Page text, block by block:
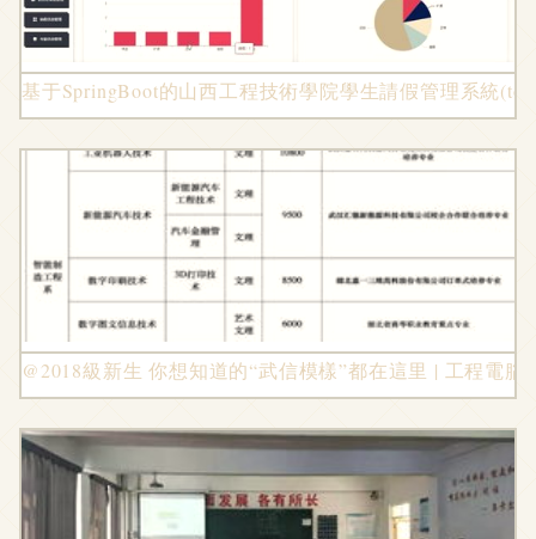
基于SpringBoot的山西工程技術學院學生請假管理系統
@2018級新生 你想知道的“武信模樣”都在這里 | 工程電腦